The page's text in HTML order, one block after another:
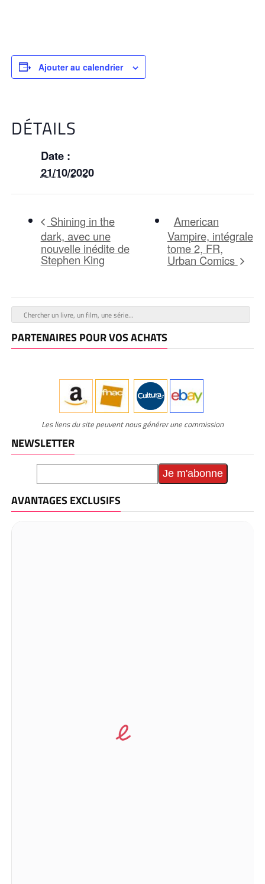
Ajouter au calendrier
DÉTAILS
Date :
21/10/2020
Shining in the
dark, avec une
nouvelle inédite de
Stephen King
American
Vampire, intégrale
tome 2, FR,
Urban Comics
PARTENAIRES POUR VOS ACHATS
Les liens du site peuvent nous générer une commission
NEWSLETTER
AVANTAGES EXCLUSIFS